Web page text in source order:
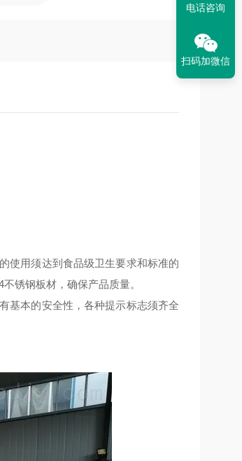
使用须达到食品级卫生要求和标准的
不锈钢板材，确保产品质量。
基本的安全性，各种提示标志须齐全
电话咨询
扫码加微信